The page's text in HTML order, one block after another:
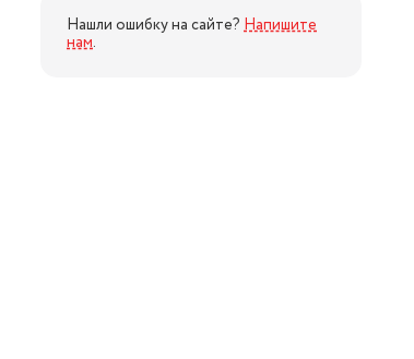
Нашли ошибку на сайте? Напишите
нам.